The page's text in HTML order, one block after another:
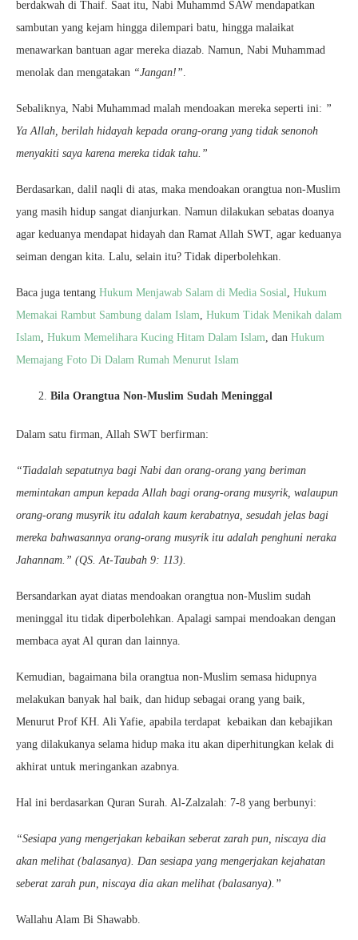
berdakwah di Thaif. Saat itu, Nabi Muhammd SAW mendapatkan
sambutan yang kejam hingga dilempari batu, hingga malaikat
menawarkan bantuan agar mereka diazab. Namun, Nabi Muhammad
menolak dan mengatakan “Jangan!”.
Sebaliknya, Nabi Muhammad malah mendoakan mereka seperti ini: ”
Ya Allah, berilah hidayah kepada orang-orang yang tidak senonoh
menyakiti saya karena mereka tidak tahu.”
Berdasarkan, dalil naqli di atas, maka mendoakan orangtua non-Muslim
yang masih hidup sangat dianjurkan. Namun dilakukan sebatas doanya
agar keduanya mendapat hidayah dan Ramat Allah SWT, agar keduanya
seiman dengan kita. Lalu, selain itu? Tidak diperbolehkan.
Baca juga tentang Hukum Menjawab Salam di Media Sosial, Hukum
Memakai Rambut Sambung dalam Islam, Hukum Tidak Menikah dalam
Islam, Hukum Memelihara Kucing Hitam Dalam Islam, dan Hukum
Memajang Foto Di Dalam Rumah Menurut Islam
Bila Orangtua Non-Muslim Sudah Meninggal
Dalam satu firman, Allah SWT berfirman:
“Tiadalah sepatutnya bagi Nabi dan orang-orang yang beriman
memintakan ampun kepada Allah bagi orang-orang musyrik, walaupun
orang-orang musyrik itu adalah kaum kerabatnya, sesudah jelas bagi
mereka bahwasannya orang-orang musyrik itu adalah penghuni neraka
Jahannam.” (QS. At-Taubah 9: 113).
Bersandarkan ayat diatas mendoakan orangtua non-Muslim sudah
meninggal itu tidak diperbolehkan. Apalagi sampai mendoakan dengan
membaca ayat Al quran dan lainnya.
Kemudian, bagaimana bila orangtua non-Muslim semasa hidupnya
melakukan banyak hal baik, dan hidup sebagai orang yang baik,
Menurut Prof KH. Ali Yafie, apabila terdapat kebaikan dan kebajikan
yang dilakukanya selama hidup maka itu akan diperhitungkan kelak di
akhirat untuk meringankan azabnya.
Hal ini berdasarkan Quran Surah. Al-Zalzalah: 7-8 yang berbunyi:
“Sesiapa yang mengerjakan kebaikan seberat zarah pun, niscaya dia
akan melihat (balasanya). Dan sesiapa yang mengerjakan kejahatan
seberat zarah pun, niscaya dia akan melihat (balasanya).”
Wallahu Alam Bi Shawabb.